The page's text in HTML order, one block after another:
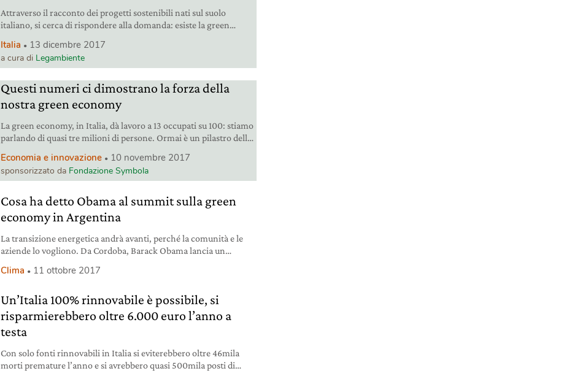
Attraverso il racconto dei progetti sostenibili nati sul suolo
italiano, si cerca di rispondere alla domanda: esiste la green
Italia 13 dicembre 2017
a cura di Legambiente
Questi numeri ci dimostrano la forza della
nostra green economy
La green economy, in Italia, dà lavoro a 13 occupati su 100: stiamo
parlando di quasi tre milioni di persone. Ormai è un pilastro della
Economia e innovazione 10 novembre 2017
sponsorizzato da Fondazione Symbola
Cosa ha detto Obama al summit sulla green
economy in Argentina
La transizione energetica andrà avanti, perché la comunità e le
aziende lo vogliono. Da Cordoba, Barack Obama lancia un
Clima 11 ottobre 2017
Un’Italia 100% rinnovabile è possibile, si
risparmierebbero oltre 6.000 euro l’anno a
testa
Con solo fonti rinnovabili in Italia si eviterebbero oltre 46mila
morti premature l’anno e si avrebbero quasi 500mila posti di